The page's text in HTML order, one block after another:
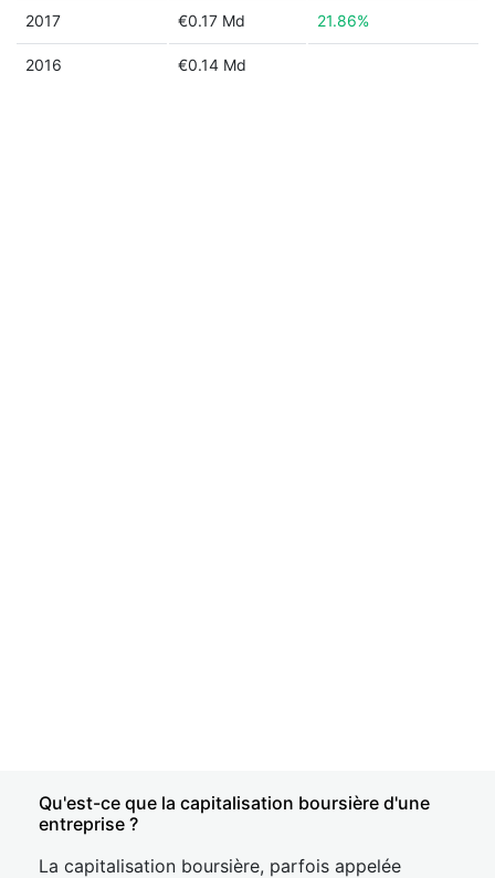
2017 €0.17 Md 21.86%
2016 €0.14 Md
Qu'est-ce que la capitalisation boursière d'une
entreprise ?
La capitalisation boursière, parfois appelée